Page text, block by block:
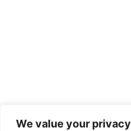
We value your privacy